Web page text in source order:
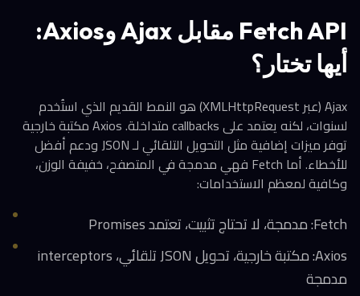
Fetch API مقابل Ajax وAxios:
أيها تختار؟
Ajax (عبر XMLHttpRequest) هو النمط القديم الذي استُخدم
لسنوات، لكنه يعتمد على callbacks متداخلة. Axios مكتبة خارجية
توفر ميزات إضافية مثل التحويل التلقائي لـ JSON ودعم أفضل
للأخطاء. أما Fetch فهي مدمجة في المتصفح، خفيفة الوزن،
وكافية لمعظم الاستخدامات:
Fetch: مدمجة، لا تحتاج تثبيت، تعتمد Promises
Axios: مكتبة خارجية، تحويل JSON تلقائي، interceptors
مدمجة